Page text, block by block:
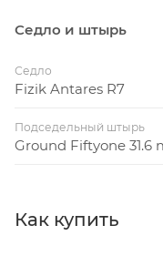
Седло и штырь
Седло
Fizik Antares R7
Подседельный штырь
Ground Fiftyone 31.6
Как купить